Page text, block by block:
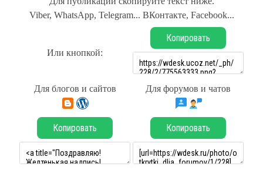
Viber, WhatsApp, Telegram... ВКонтакте, Facebook...
Или кнопкой:
Копировать
Для блогов и сайтов Для форумов и чатов
Копировать Копировать